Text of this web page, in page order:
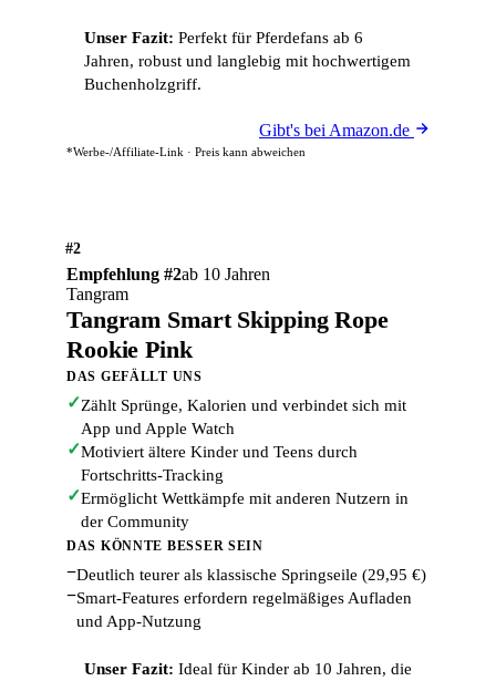
Unser Fazit: Perfekt für Pferdefans ab 6
Jahren, robust und langlebig mit hochwertigem
Buchenholzgriff.
Gibt's bei Amazon.de
*Werbe-/Affiliate-Link · Preis kann abweichen
#2
Empfehlung #2ab 10 Jahren
Tangram
Tangram Smart Skipping Rope
Rookie Pink
DAS GEFÄLLT UNS
✓Zählt Sprünge, Kalorien und verbindet sich mit
App und Apple Watch
✓Motiviert ältere Kinder und Teens durch
Fortschritts-Tracking
✓Ermöglicht Wettkämpfe mit anderen Nutzern in
der Community
DAS KÖNNTE BESSER SEIN
−Deutlich teurer als klassische Springseile (29,95 €)
−Smart-Features erfordern regelmäßiges Aufladen
und App-Nutzung
Unser Fazit: Ideal für Kinder ab 10 Jahren, die